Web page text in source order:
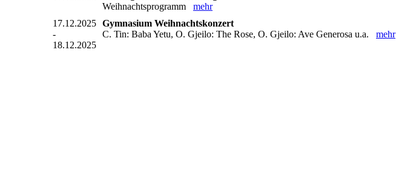
Weihnachtsprogramm mehr
17.12.2025
-
18.12.2025
Gymnasium Weihnachtskonzert
C. Tin: Baba Yetu, O. Gjeilo: The Rose, O. Gjeilo: Ave Generosa u.a. mehr